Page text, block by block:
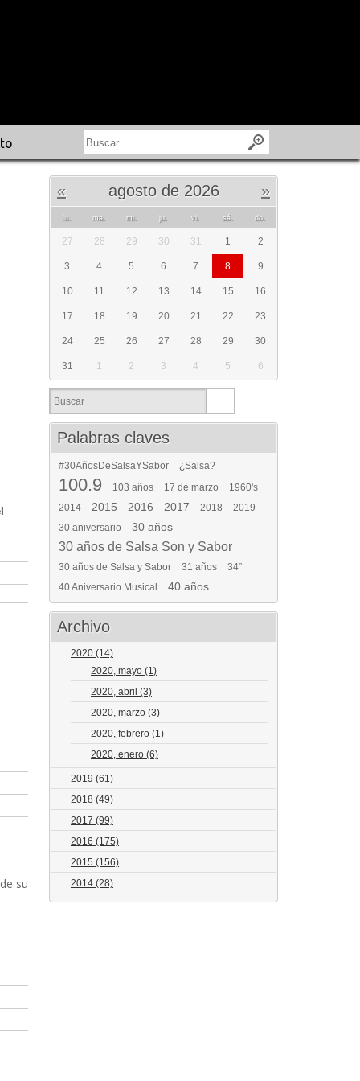
su
« agosto de 2026 »
lu. ma. mi. ju. vi. sá. do.
27 28 29 30 31 1 2
3 4 5 6 7 8 9
10 11 12 13 14 15 16
17 18 19 20 21 22 23
24 25 26 27 28 29 30
31 1 2 3 4 5 6
Palabras claves
#30AñosDeSalsaYSabor ¿Salsa?
100.9 103 años 17 de marzo
1960's
2014
2015 2016 2017 2018
2019
30 aniversario
30 años
30 años de Salsa Son y Sabor
30 años de Salsa y Sabor 31 años
34°
40 Aniversario Musical
40 años
Archivo
2020 (14)
2020, mayo (1)
2020, abril (3)
2020, marzo (3)
2020, febrero (1)
2020, enero (6)
2019 (61)
2018 (49)
2017 (99)
2016 (175)
2015 (156)
2014 (28)